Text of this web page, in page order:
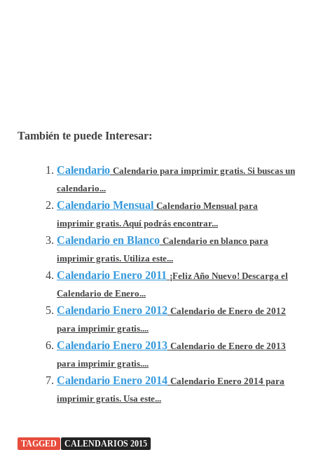
También te puede Interesar:
Calendario Calendario para imprimir gratis. Si buscas un
calendario...
Calendario Mensual Calendario Mensual para
imprimir gratis. Aquí podrás encontrar...
Calendario en Blanco Calendario en blanco para
imprimir gratis. Utiliza este...
Calendario Enero 2011 ¡Feliz Año Nuevo! Descarga el
Calendario de Enero...
Calendario Enero 2012 Calendario de Enero de 2012
para imprimir gratis....
Calendario Enero 2013 Calendario de Enero de 2013
para imprimir gratis....
Calendario Enero 2014 Calendario Enero 2014 para
imprimir gratis. Usa este...
TAGGED CALENDARIOS 2015